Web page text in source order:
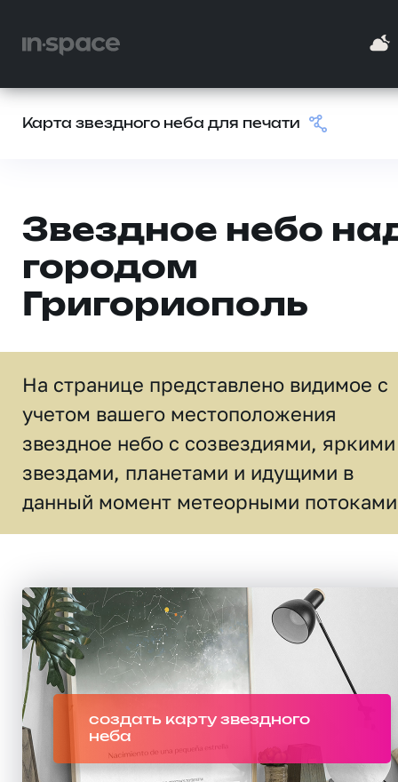
Карта звездного неба для печати
Звездное небо
городом
Григориополь
На странице представлено видимое c
учетом вашего местоположения
звездное небо c созвездиями, яркими
звездами, планетами и идущими в
данный момент метеорными
создать карту звездного
неба